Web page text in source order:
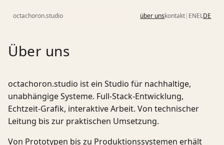
octachoron.studio über unskontakt| ENELDE
Über uns
octachoron.studio ist ein Studio für nachhaltige,
unabhängige Systeme. Full-Stack-Entwicklung,
Echtzeit-Grafik, interaktive Arbeit. Von technischer
Leitung bis zur praktischen Umsetzung.
Von Prototypen bis zu Produktionssystemen erhält